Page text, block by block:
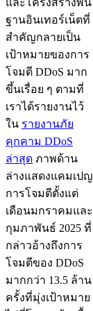
และโครงสร้างพื้น
ฐานอินเทอร์เน็ตที่
สำคัญกลายเป็น
เป้าหมายของการ
โจมตี DDoS มาก
ขึ้นเรื่อย ๆ ตามที่
เราได้รายงานไว้
ใน รายงานภัย
คุกคาม DDoS
ล่าสุด ภาพด้าน
ล่างแสดงแคมเปญ
การโจมตีตั้งแต่
เดือนมกราคมและ
กุมภาพันธ์ 2025 ที่
กล่าวอ้างถึงการ
โจมตีของ DDoS
มากกว่า 13.5 ล้าน
ครั้งที่มุ่งเป้าหมาย